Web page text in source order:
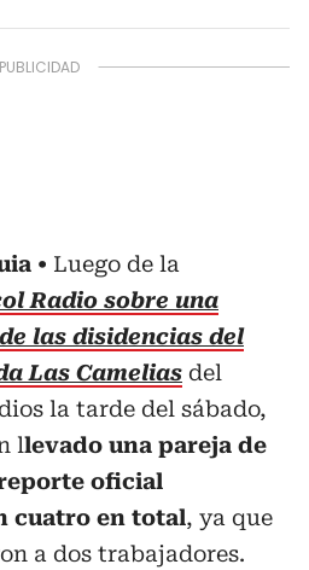
Luego de la
Radio sobre una
las disidencias del
Las Camelias del
la tarde del sábado,
llevado una pareja de
oficial
cuatro en total, ya que
a dos trabajadores.